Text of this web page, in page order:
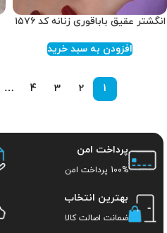
انگشتر عقیق باباقوری زنانه کد ۱۵۷۶
افزودن به سبد خرید
1
2
3
4
…
پرداخت امن
100% پرداخت امن
بهترین انتخاب
ضمانت اصالت کالا